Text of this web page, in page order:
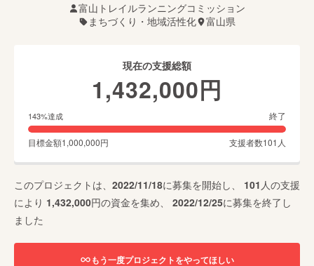
富山トレイルランニングコミッション
まちづくり・地域活性化
富山県
現在の支援総額
1,432,000円
143%達成 終了
目標金額1,000,000円 支援者数101 人
このプロジェクトは、 2022/11/18に募集を開始し、 101 人の支援
により 1,432,000円の資金を集め、 2022/12/25に募集を終了し
ました
もう一度プロジェクトをやってほしい